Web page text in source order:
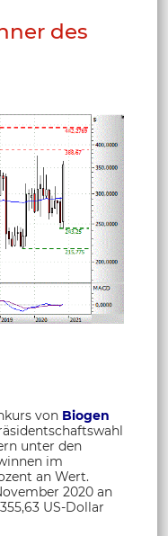
des
von Biogen
unter den
im
an Wert.
2020 an
US-Dollar